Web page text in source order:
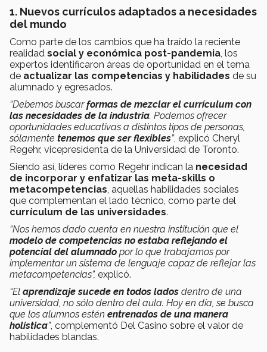
1. Nuevos currículos adaptados a necesidades
del mundo
Como parte de los cambios que ha traído la reciente
realidad social y económica post-pandemia, los
expertos identificaron áreas de oportunidad en el tema
de actualizar las competencias y habilidades de su
alumnado y egresados.
“Debemos buscarformas de mezclar el currículum con
las necesidades de la industria. Podemos ofrecer
oportunidades educativas a distintos tipos de personas,
sólamente tenemos que ser flexibles”, explicó Cheryl
Regehr, vicepresidenta de la Universidad de Toronto.
Siendo así, líderes como Regehr indican la necesidad
de incorporar y enfatizar las meta-skills o
metacompetencias, aquellas habilidades sociales
que complementan el lado técnico, como parte del
currículum de las universidades.
“Nos hemos dado cuenta en nuestra institución que el
modelo de competencias no estaba reflejando el
potencial del alumnado por lo que trabajamos por
implementar un sistema de lenguaje capaz de reflejar las
metacompetencias”, explicó.
“El aprendizaje sucede en todos lados dentro de una
universidad, no sólo dentro del aula. Hoy en día, se busca
que los alumnos estén entrenados de una manera
holística”, complementó Del Casino sobre el valor de
habilidades blandas.